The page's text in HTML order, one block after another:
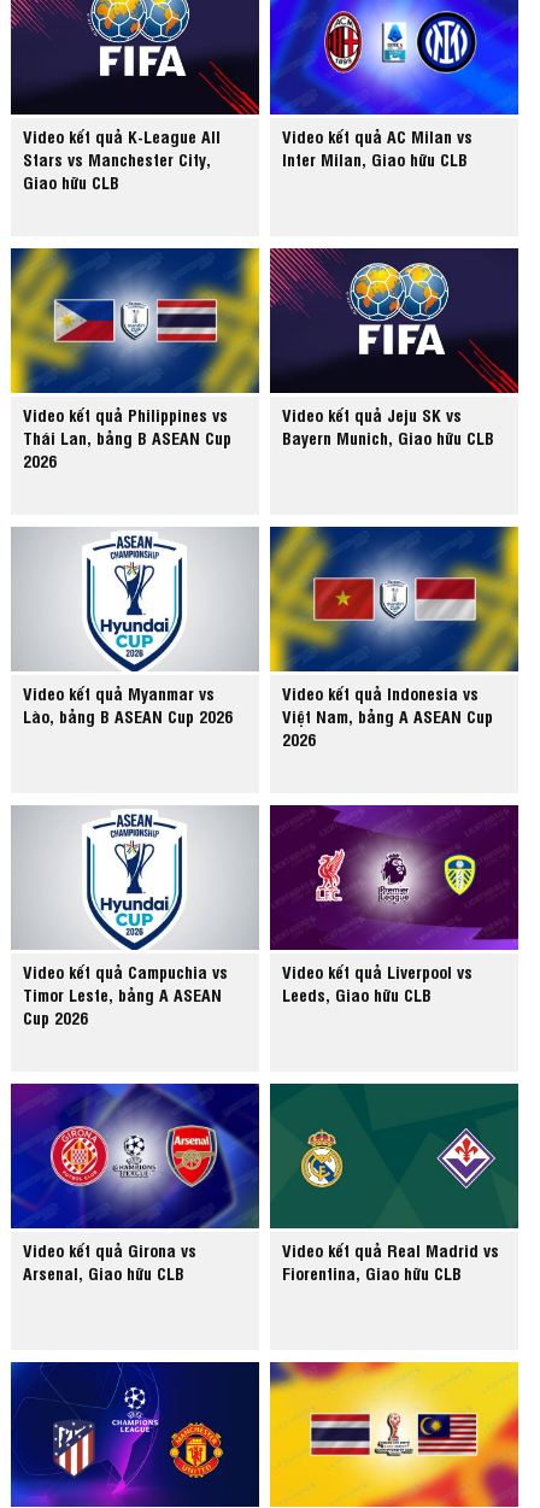
Video kết quả K-League All
Stars vs Manchester City,
Giao hữu CLB
Video kết quả AC Milan vs
Inter Milan, Giao hữu CLB
Video kết quả Philippines vs
Thái Lan, bảng B ASEAN Cup
2026
Video kết quả Jeju SK vs
Bayern Munich, Giao hữu CLB
Video kết quả Myanmar vs
Lào, bảng B ASEAN Cup 2026
Video kết quả Indonesia vs
Việt Nam, bảng A ASEAN Cup
2026
Video kết quả Campuchia vs
Timor Leste, bảng A ASEAN
Cup 2026
Video kết quả Liverpool vs
Leeds, Giao hữu CLB
Video kết quả Girona vs
Arsenal, Giao hữu CLB
Video kết quả Real Madrid vs
Fiorentina, Giao hữu CLB